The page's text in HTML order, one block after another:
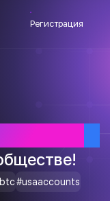
Регистрация
#usaaccounts